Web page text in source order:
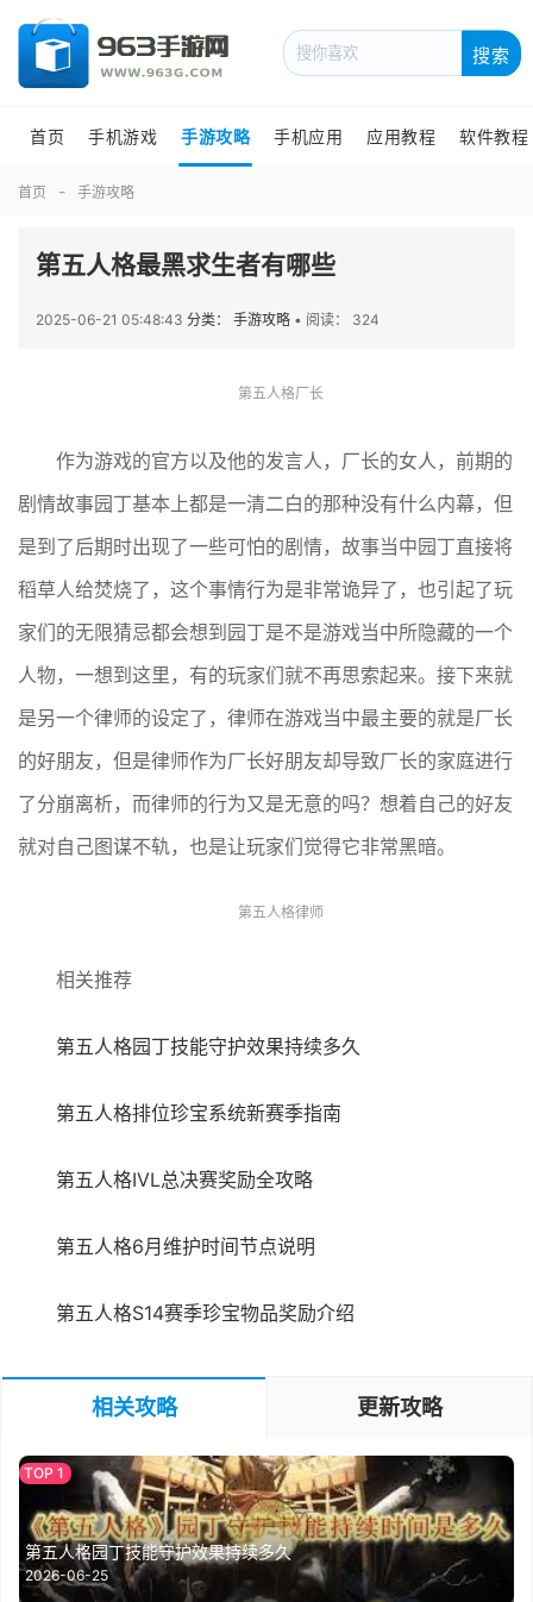
搜索
首页 手机游戏 手游攻略 手机应用 应用教程 软件教程
首页 手游攻略
第五人格最黑求生者有哪些
2025-06-21 05:48:43 分类： 手游攻略 • 阅读： 324
第五人格厂长
作为游戏的官方以及他的发言人，厂长的女人，前期的
剧情故事园丁基本上都是一清二白的那种没有什么内幕，但
是到了后期时出现了一些可怕的剧情，故事当中园丁直接将
稻草人给焚烧了，这个事情行为是非常诡异了，也引起了玩
家们的无限猜忌都会想到园丁是不是游戏当中所隐藏的一个
人物，一想到这里，有的玩家们就不再思索起来。接下来就
是另一个律师的设定了，律师在游戏当中最主要的就是厂长
的好朋友，但是律师作为厂长好朋友却导致厂长的家庭进行
了分崩离析，而律师的行为又是无意的吗？想着自己的好友
就对自己图谋不轨，也是让玩家们觉得它非常黑暗。
第五人格律师
相关推荐
第五人格园丁技能守护效果持续多久
第五人格排位珍宝系统新赛季指南
第五人格IVL总决赛奖励全攻略
第五人格6月维护时间节点说明
第五人格S14赛季珍宝物品奖励介绍
相关攻略 更新攻略
第五人格园丁技能守护效果持续多久
2026-06-25